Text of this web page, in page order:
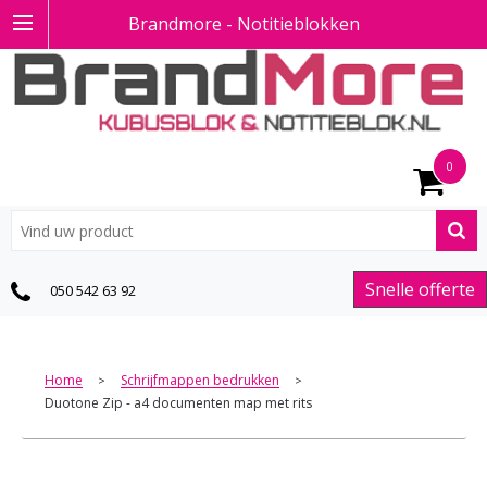
Brandmore - Notitieblokken
0
Snelle offerte
050 542 63 92
Home > Schrijfmappen bedrukken >
Duotone Zip - a4 documenten map met rits